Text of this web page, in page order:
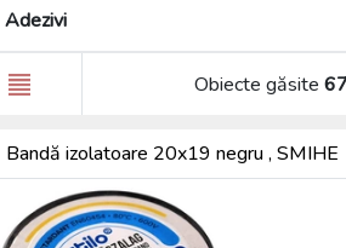
Adezivi
Obiecte găsite
Bandă izolatoare 20x19 negru , SMIHE